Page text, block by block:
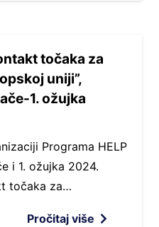
točaka za
uniji”,
1. ožujka
Programa HELP
i 1. ožujka 2024.
točaka za…
Pročitaj više